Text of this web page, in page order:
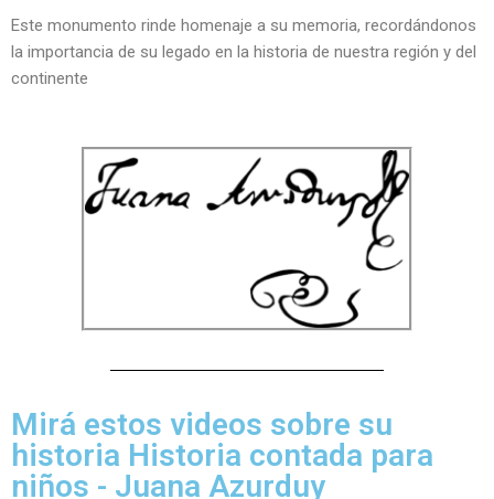
Este monumento rinde homenaje a su memoria, recordándonos
la importancia de su legado en la historia de nuestra región y del
continente
Mirá estos videos sobre su
historia Historia contada para
niños - Juana Azurduy